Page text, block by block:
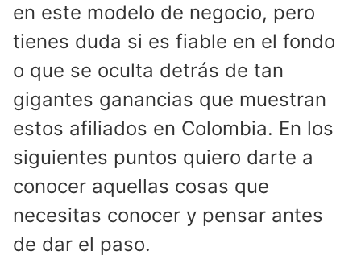
en este modelo de negocio, pero
tienes duda si es fiable en el fondo
o que se oculta detrás de tan
gigantes ganancias que muestran
estos afiliados en Colombia. En los
siguientes puntos quiero darte a
conocer aquellas cosas que
necesitas conocer y pensar antes
de dar el paso.